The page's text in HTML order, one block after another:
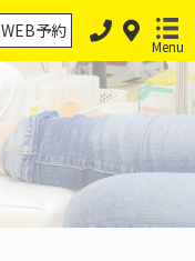
WEB予約
Menu